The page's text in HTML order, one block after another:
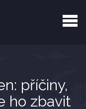
příčiny,
ho zbavit